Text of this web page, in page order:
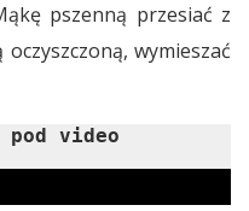
pszenną przesiać z
wymieszać
pod video